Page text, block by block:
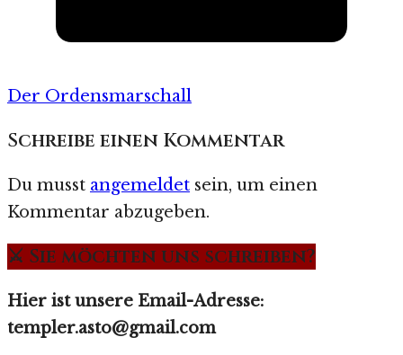
Der Ordensmarschall
Schreibe einen Kommentar
Du musst angemeldet sein, um einen
Kommentar abzugeben.
⚔️ Sie möchten uns schreiben?
Hier ist unsere Email-Adresse:
templer.asto@gmail.com